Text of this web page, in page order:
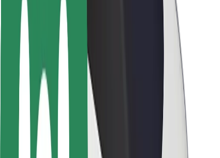
Sigurnost korisnika
Sigurnost vozača
Sigurnost na romobilu
Sigurnosni laboratorij
Gradovi
Lokacije
Gradska rješenja
Zračne luke
Bolt stanice za punjenje